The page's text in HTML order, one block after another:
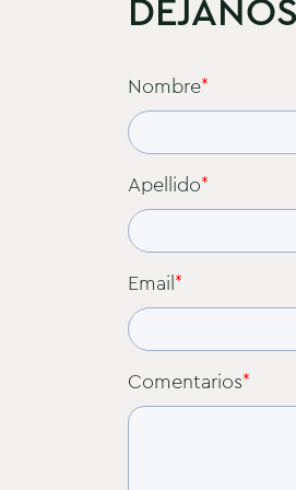
Nombre*
Apellido*
Email*
Comentarios*